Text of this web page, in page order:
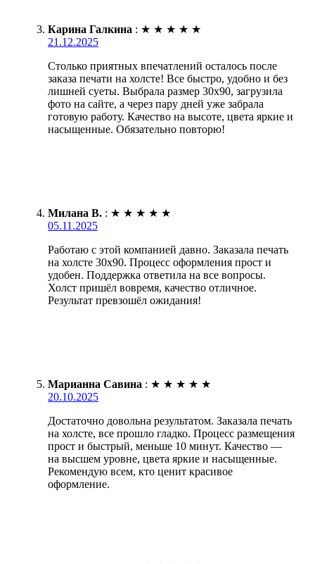
Карина Галкина : ★ ★ ★ ★ ★
21.12.2025
Столько приятных впечатлений осталось после
заказа печати на холсте! Все быстро, удобно и без
лишней суеты. Выбрала размер 30х90, загрузила
фото на сайте, а через пару дней уже забрала
готовую работу. Качество на высоте, цвета яркие и
насыщенные. Обязательно повторю!
Милана В. : ★ ★ ★ ★ ★
05.11.2025
Работаю с этой компанией давно. Заказала печать
на холсте 30х90. Процесс оформления прост и
удобен. Поддержка ответила на все вопросы.
Холст пришёл вовремя, качество отличное.
Результат превзошёл ожидания!
Марианна Савина : ★ ★ ★ ★ ★
20.10.2025
Достаточно довольна результатом. Заказала печать
на холсте, все прошло гладко. Процесс размещения
прост и быстрый, меньше 10 минут. Качество —
на высшем уровне, цвета яркие и насыщенные.
Рекомендую всем, кто ценит красивое
оформление.